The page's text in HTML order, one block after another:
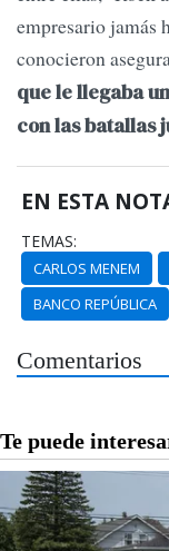
empresario jamás
conocieron
que le llegaba
con las batallas
EN ESTA
TEMAS:
CARLOS MENEM
BANCO REPÚBLICA
Comentarios